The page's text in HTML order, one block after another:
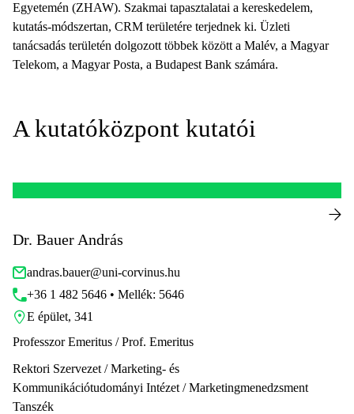
Egyetemén (ZHAW). Szakmai tapasztalatai a kereskedelem,
kutatás-módszertan, CRM területére terjednek ki. Üzleti
tanácsadás területén dolgozott többek között a Malév, a Magyar
Telekom, a Magyar Posta, a Budapest Bank számára.
A kutatóközpont kutatói
Dr. Bauer András
andras.bauer@uni-corvinus.hu
+36 1 482 5646 • Mellék: 5646
E épület, 341
Professzor Emeritus / Prof. Emeritus
Rektori Szervezet / Marketing- és
Kommunikációtudományi Intézet / Marketingmenedzsment
Tanszék